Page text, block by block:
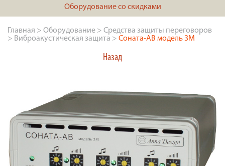
Оборудование со скидками
Главная > Оборудование > Средства защиты переговоров
> Виброакустическая защита > Соната-АВ модель 3М
Назад